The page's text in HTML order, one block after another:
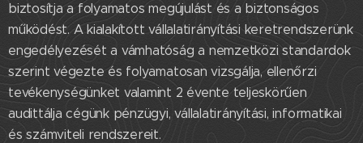
biztosítja a folyamatos megújulást és a biztonságos
működést. A kialakított vállalatirányítási keretrendszerünk
engedélyezését a vámhatóság a nemzetközi standardok
szerint végezte és folyamatosan vizsgálja, ellenőrzi
tevékenységünket valamint 2 évente teljeskörűen
audittálja cégünk pénzügyi, vállalatirányítási, informatikai
és számviteli rendszereit.